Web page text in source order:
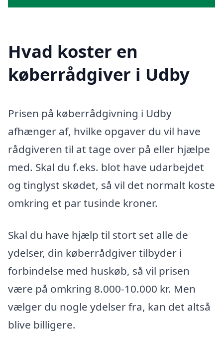
Hvad koster en
køberrådgiver i Udby
Prisen på køberrådgivning i Udby
afhænger af, hvilke opgaver du vil have
rådgiveren til at tage over på eller hjælpe
med. Skal du f.eks. blot have udarbejdet
og tinglyst skødet, så vil det normalt koste
omkring et par tusinde kroner.
Skal du have hjælp til stort set alle de
ydelser, din køberrådgiver tilbyder i
forbindelse med huskøb, så vil prisen
være på omkring 8.000-10.000 kr. Men
vælger du nogle ydelser fra, kan det altså
blive billigere.